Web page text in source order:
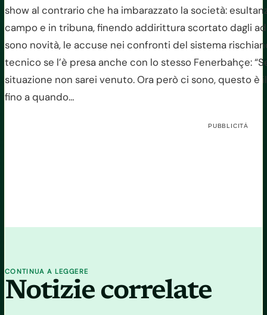
show al contrario che ha imbarazzato la società:
campo e in tribuna, finendo addirittura scortato dagli
sono novità, le accuse nei confronti del sistema
tecnico se l’è presa anche con lo stesso Fenerbahçe:
situazione non sarei venuto. Ora però ci sono, questo è
fino a quando…
PUBBLICITÀ
CONTINUA A LEGGERE
Notizie correlate